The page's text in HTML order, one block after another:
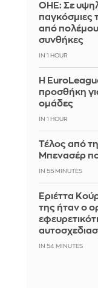
ΟΗΕ: Σε
παγκόσμιες
από
συνθήκες
IN 1 HOUR
Η
προσθήκη
ομάδες
IN 1 HOUR
Τέλος από
Μπενασέρ
IN 55 MINUTES
Εριέττα
της ήταν ο
IN 54 MINUTES